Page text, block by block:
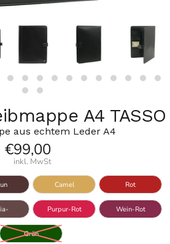
A4 TASSO
aus echtem Leder A4
€99,00
inkl. MwSt
Camel Rot
Purpur-Rot Wein-Rot
Grün